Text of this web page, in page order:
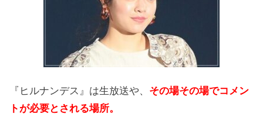
『ヒルナンデス』は生放送や、 その場その場でコメン
トが必要とされる場所。